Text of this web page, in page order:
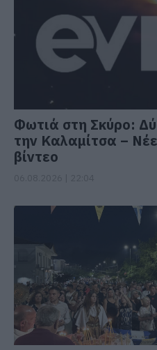
Φωτιά στη Σκύρο:
την Καλαμίτσα –
βίντεο